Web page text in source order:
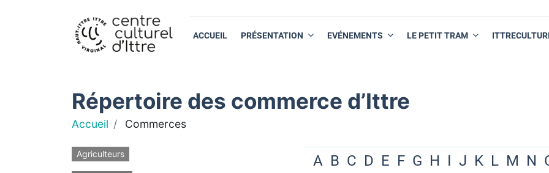
ACCUEIL PRÉSENTATION EVÉNEMENTS LE PETIT TRAM
Répertoire des commerce d’Ittre
Accueil Commerces
Agriculteurs A B C D E F G H I J K L M N